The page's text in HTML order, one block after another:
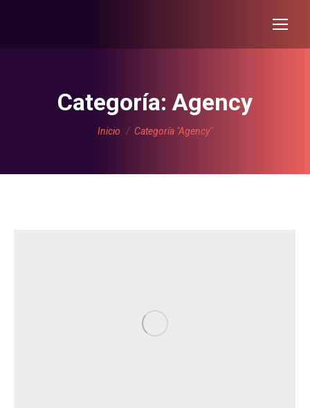
Categoría: Agency
Estás aquí:
Inicio Categoría "Agency"